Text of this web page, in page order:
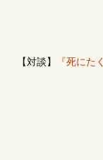
【対談】
『死に